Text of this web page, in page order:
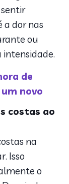
a dor nas
ou
intensidade.
de
novo
costas ao
na
Isso
o